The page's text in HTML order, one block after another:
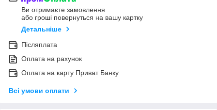
Ви отримаєте замовлення
або гроші повернуться на вашу картку
Детальніше
Післяплата
Оплата на рахунок
Оплата на карту Приват Банку
Всі умови оплати